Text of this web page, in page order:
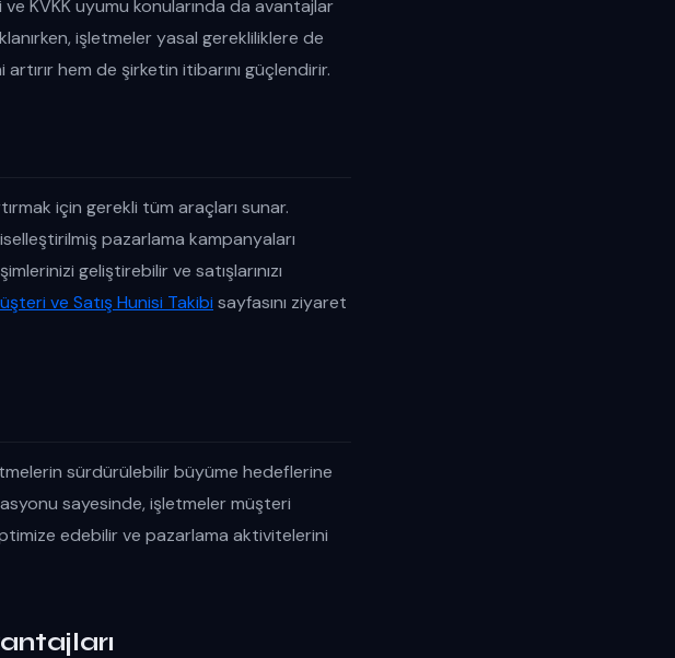
KVKK uyumu konularında da avantajlar
işletmeler yasal gerekliliklere de
hem de şirketin itibarını güçlendirir.
için gerekli tüm araçları sunar.
pazarlama kampanyaları
geliştirebilir ve satışlarınızı
ve Satış Hunisi Takibi sayfasını ziyaret
sürdürülebilir büyüme hedeflerine
sayesinde, işletmeler müşteri
edebilir ve pazarlama aktivitelerini